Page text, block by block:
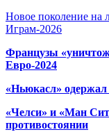
Новое поколение на
Играм-2026
Французы
Евро-2024
«Ньюкасл» одержал
«Челси» и «Ман
противостоянии